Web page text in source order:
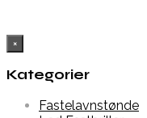
×
Kategorier
Fastelavnstønde